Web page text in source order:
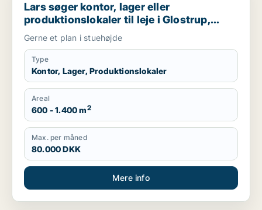
Lars søger kontor, lager eller
produktionslokaler til leje i Glostrup,
Rødovre eller Albertslund m.fl.
Gerne et plan i stuehøjde
Type
Kontor, Lager, Produktionslokaler
Areal
600 - 1.400 m2
Max. per måned
80.000 DKK
Mere info